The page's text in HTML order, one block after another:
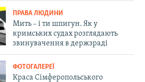
ПРАВА ЛЮДИНИ
Мить – і ти шпигун. Як у
кримських судах розглядають
звинувачення в держзраді
ФОТОГАЛЕРЕЇ
Краса Сімферопольського